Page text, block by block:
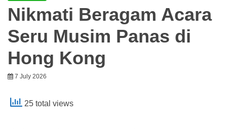
Nikmati Beragam Acara
Seru Musim Panas di
Hong Kong
7 July 2026
25 total views